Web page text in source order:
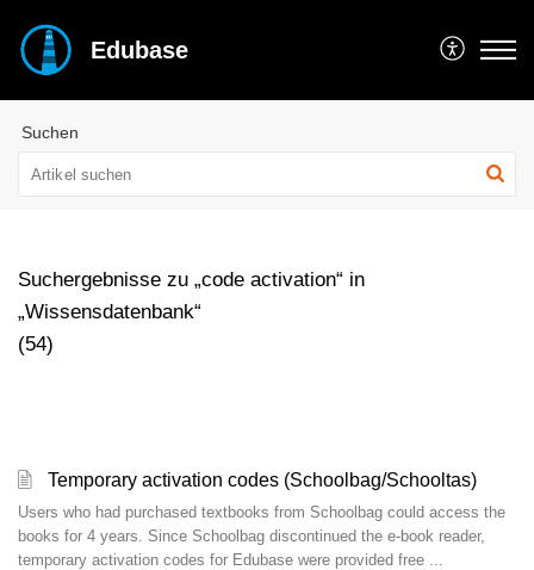
Edubase
Suchen
Suchergebnisse zu „code activation“ in
„Wissensdatenbank“
(54)
Temporary activation codes (Schoolbag/Schooltas)
Users who had purchased textbooks from Schoolbag could access the
books for 4 years. Since Schoolbag discontinued the e-book reader,
temporary activation codes for Edubase were provided free ...